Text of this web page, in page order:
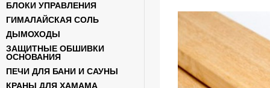
БЛОКИ УПРАВЛЕНИЯ
ГИМАЛАЙСКАЯ СОЛЬ
ДЫМОХОДЫ
ЗАЩИТНЫЕ ОБШИВКИ
ОСНОВАНИЯ
ПЕЧИ ДЛЯ БАНИ И САУНЫ
КРАНЫ ДЛЯ ХАМАМА